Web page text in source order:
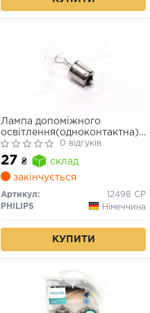
Лампа допоміжного
освітлення(одноконтактна)
P21W 12V (вир-во PHILIPS)
0 відгуків
27 ₴
склад
закінчується
Артикул:
12498 CP
PHILIPS
Німеччина
КУПИТИ